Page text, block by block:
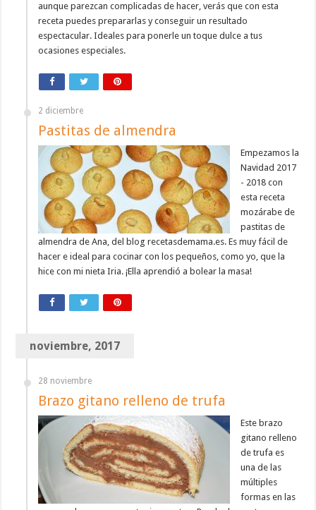
aunque parezcan complicadas de hacer, verás que con esta
receta puedes prepararlas y conseguir un resultado
espectacular. Ideales para ponerle un toque dulce a tus
ocasiones especiales.
2 diciembre
Pastitas de almendra
Empezamos la
Navidad 2017
- 2018 con
esta receta
mozárabe de
pastitas de
almendra de Ana, del blog recetasdemama.es. Es muy fácil de
hacer e ideal para cocinar con los pequeños, como yo, que la
hice con mi nieta Iria. ¡Ella aprendió a bolear la masa!
noviembre, 2017
28 noviembre
Brazo gitano relleno de trufa
Este brazo
gitano relleno
de trufa es
una de las
múltiples
formas en las